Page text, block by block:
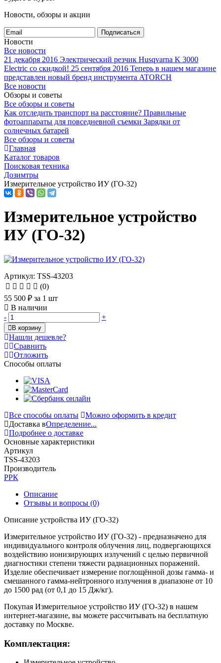
Новости, обзоры и акции
Подписаться
Новости
Все новости
21 декабря 2016 Электрический резчик Husqvarna K 3000
Electric со скидкой! 25 сентября 2016 Теперь в нашем магазине
представлен новый бренд инструмента ATORCH
Все новости
Обзоры и советы
Все обзоры и советы
Как отследить транспорт на расстояние? Правильные
фотоаппараты для повседневной съемки Зарядки от
солнечных батарей
Все обзоры и советы
Главная
Каталог товаров
Поисковая техника
Дозимтры
Измерительное устройство ИУ (ГО-32)
Измерительное устройство
ИУ (ГО-32)
Артикул: TSS-43203
(0)
55 500 ₽ за 1 шт
В наличии
-
+
В корзину
Нашли дешевле?
Сравнить
Отложить
Способы оплаты
Все способы оплаты
Можно оформить в кредит
Доставка вОпределение...
Подробнее о доставке
Основные характеристики
Артикул
TSS-43203
Производитель
РРК
Описание
Отзывы и вопросы (0)
Описание устройства ИУ (ГО-32)
Измерительное устройство ИУ (ГО-32) - предназначено для
индивидуального контроля облучения лиц, подвергающихся
воздействию ионизирующих излучений с целью первичной
диагностики степени тяжести радиационных поражений.
Изделие обеспечивает измерение поглощённой дозы гамма- и
смешанного гамма-нейтронного излучения в диапазоне от 10
до 1500 рад (от 0,1 до 15 Дж/кг).
Покупая Измерительное устройство ИУ (ГО-32) в нашем
интернет-магазине, вы можете рассчитывать на бесплатную
доставку по Москве.
Комплектация: